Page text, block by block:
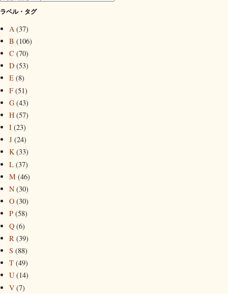
ラベル・タグ
A (37)
B (106)
C (70)
D (53)
E (8)
F (51)
G (43)
H (57)
I (23)
J (24)
K (33)
L (37)
M (46)
N (30)
O (30)
P (58)
Q (6)
R (39)
S (88)
T (49)
U (14)
V (7)